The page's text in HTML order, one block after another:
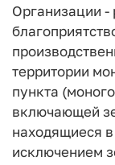
Организации -
территории
пункта
включающей
находящиеся в
исключением